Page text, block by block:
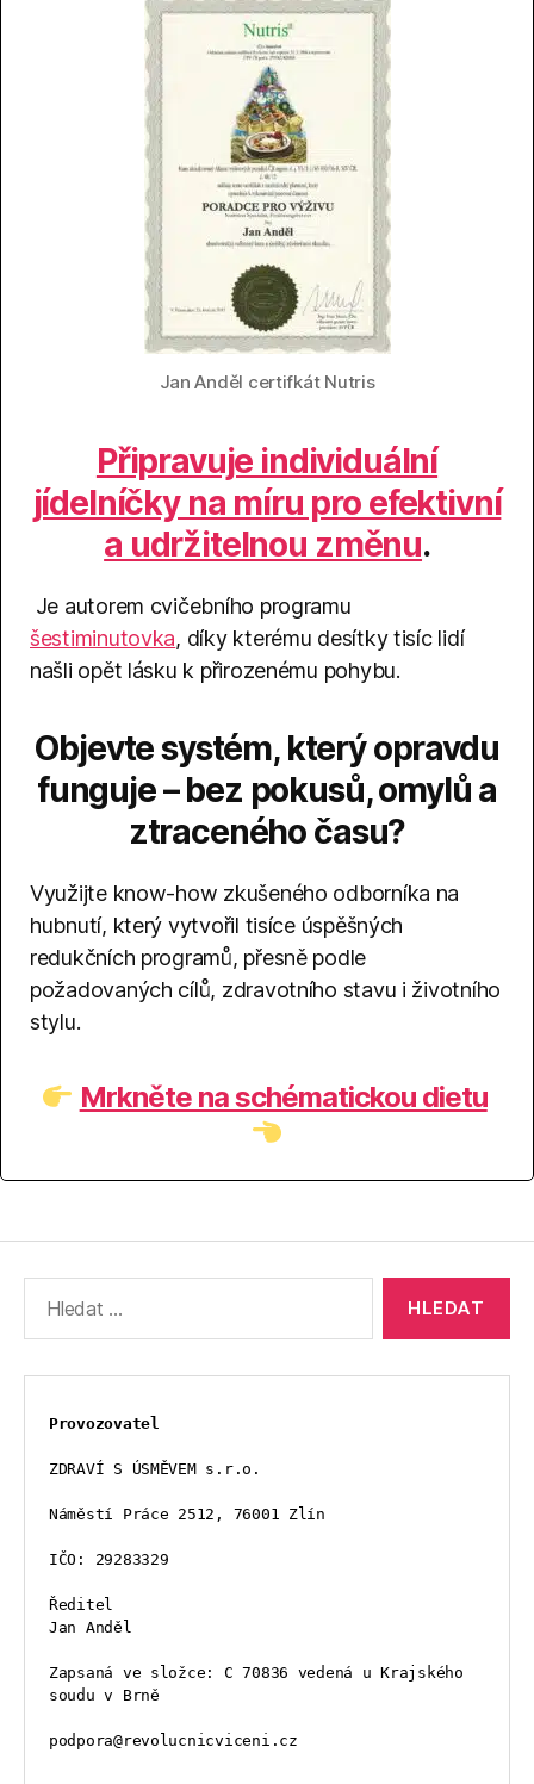
Jan Anděl certifkát Nutris
Připravuje individuální
jídelníčky na míru pro efektivní
a udržitelnou změnu.
Je autorem cvičebního programu
šestiminutovka, díky kterému desítky tisíc lidí
našli opět lásku k přirozenému pohybu.
Objevte systém, který opravdu
funguje – bez pokusů, omylů a
ztraceného času?
Využijte know-how zkušeného odborníka na
hubnutí, který vytvořil tisíce úspěšných
redukčních programů, přesně podle
požadovaných cílů, zdravotního stavu i životního
stylu.
Mrkněte na schématickou dietu
vyhledávání:
Provozovatel
ZDRAVÍ S ÚSMĚVEM s.r.o.
Náměstí Práce 2512, 76001 Zlín
IČO: 29283329
Ředitel
Jan Anděl
Zapsaná ve složce: C 70836 vedená u Krajského
soudu v Brně
podpora@revolucnicviceni.cz